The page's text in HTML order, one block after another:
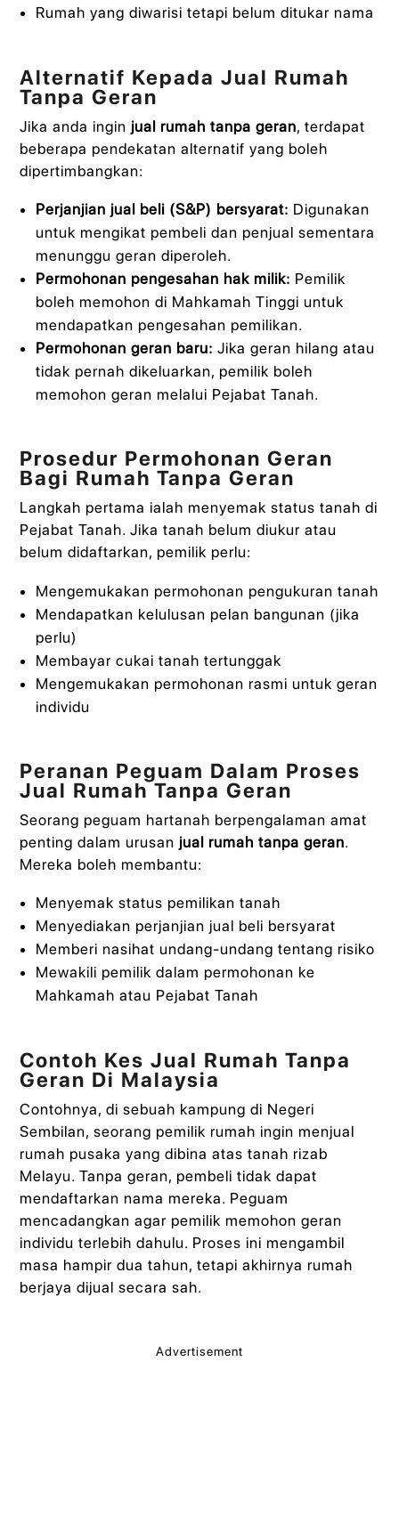
Rumah yang diwarisi tetapi belum ditukar nama
Alternatif Kepada Jual Rumah
Tanpa Geran
Jika anda ingin jual rumah tanpa geran, terdapat
beberapa pendekatan alternatif yang boleh
dipertimbangkan:
Perjanjian jual beli (S&P) bersyarat: Digunakan
untuk mengikat pembeli dan penjual sementara
menunggu geran diperoleh.
Permohonan pengesahan hak milik: Pemilik
boleh memohon di Mahkamah Tinggi untuk
mendapatkan pengesahan pemilikan.
Permohonan geran baru: Jika geran hilang atau
tidak pernah dikeluarkan, pemilik boleh
memohon geran melalui Pejabat Tanah.
Prosedur Permohonan Geran
Bagi Rumah Tanpa Geran
Langkah pertama ialah menyemak status tanah di
Pejabat Tanah. Jika tanah belum diukur atau
belum didaftarkan, pemilik perlu:
Mengemukakan permohonan pengukuran tanah
Mendapatkan kelulusan pelan bangunan (jika
perlu)
Membayar cukai tanah tertunggak
Mengemukakan permohonan rasmi untuk geran
individu
Peranan Peguam Dalam Proses
Jual Rumah Tanpa Geran
Seorang peguam hartanah berpengalaman amat
penting dalam urusan jual rumah tanpa geran.
Mereka boleh membantu:
Menyemak status pemilikan tanah
Menyediakan perjanjian jual beli bersyarat
Memberi nasihat undang-undang tentang risiko
Mewakili pemilik dalam permohonan ke
Mahkamah atau Pejabat Tanah
Contoh Kes Jual Rumah Tanpa
Geran Di Malaysia
Contohnya, di sebuah kampung di Negeri
Sembilan, seorang pemilik rumah ingin menjual
rumah pusaka yang dibina atas tanah rizab
Melayu. Tanpa geran, pembeli tidak dapat
mendaftarkan nama mereka. Peguam
mencadangkan agar pemilik memohon geran
individu terlebih dahulu. Proses ini mengambil
masa hampir dua tahun, tetapi akhirnya rumah
berjaya dijual secara sah.
Advertisement